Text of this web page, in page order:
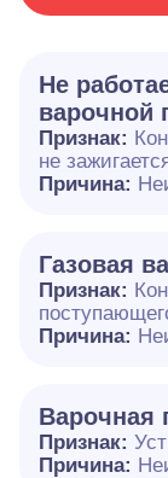
Не
варочной
Признак:
не
Причина:
Газовая
Признак:
Причина:
Варочная
Признак:
Причина: